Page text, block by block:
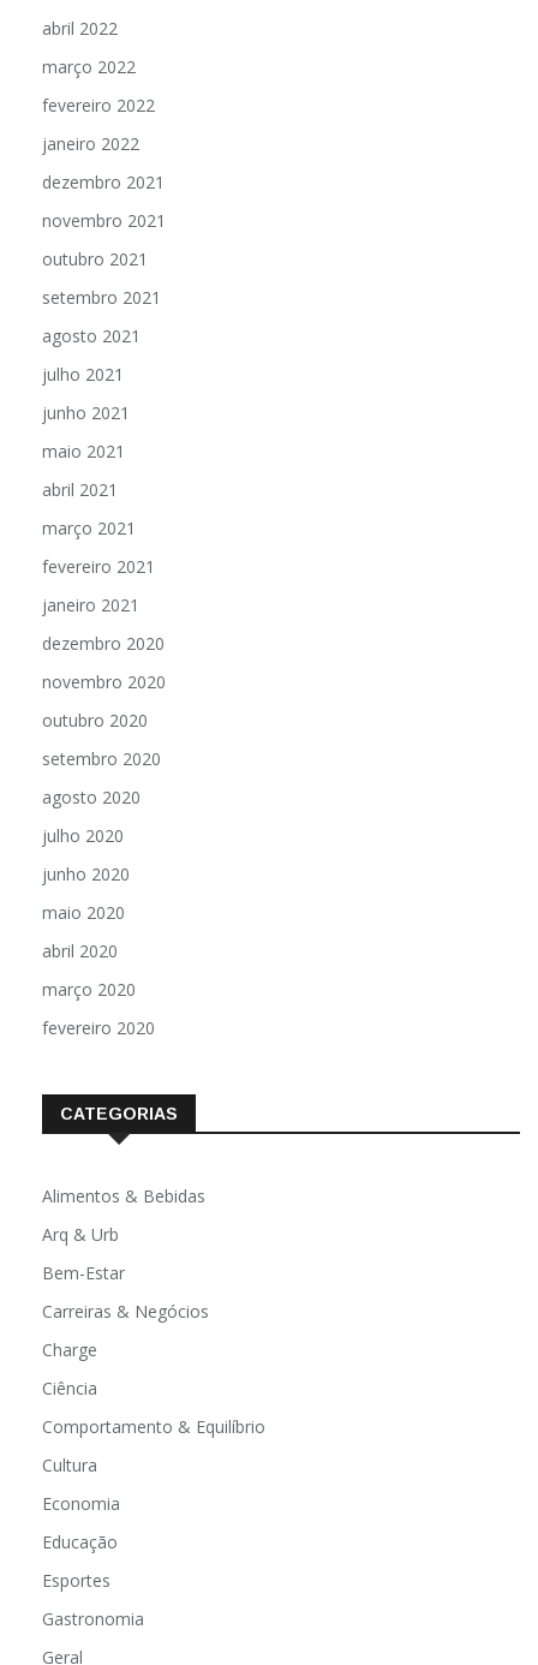
abril 2022
março 2022
fevereiro 2022
janeiro 2022
dezembro 2021
novembro 2021
outubro 2021
setembro 2021
agosto 2021
julho 2021
junho 2021
maio 2021
abril 2021
março 2021
fevereiro 2021
janeiro 2021
dezembro 2020
novembro 2020
outubro 2020
setembro 2020
agosto 2020
julho 2020
junho 2020
maio 2020
abril 2020
março 2020
fevereiro 2020
CATEGORIAS
Alimentos & Bebidas
Arq & Urb
Bem-Estar
Carreiras & Negócios
Charge
Ciência
Comportamento & Equilíbrio
Cultura
Economia
Educação
Esportes
Gastronomia
Geral